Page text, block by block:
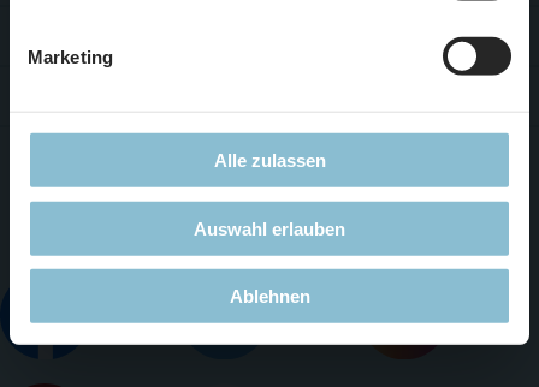
Marketing
Alle zulassen
Auswahl erlauben
Ablehnen